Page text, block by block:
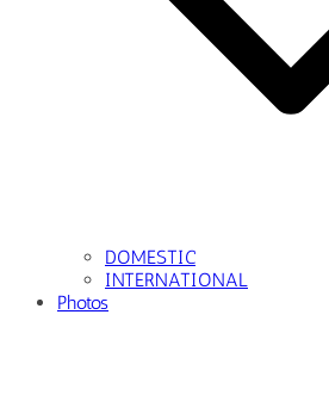
DOMESTIC
INTERNATIONAL
Photos